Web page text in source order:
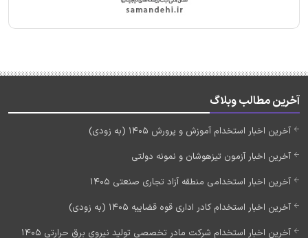
آخرین مطالب وبلاگ
آخرین اخبار استخدام آموزش و پرورش 1405 (به زودی)
آخرین اخبار آزمون تیزهوشان و نمونه دولتی
آخرین اخبار استخدامی منطقه آزاد تجاری صنعتی 1405
آخرین اخبار استخدام کادر اداری قوه قضاییه 1405 (به زودی)
آخرین اخبار استخدام شرکت مادر تخصصی تولید نیروی برق حرارتی 1405